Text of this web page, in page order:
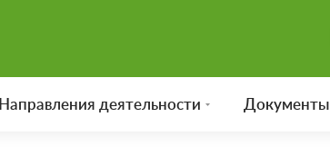
Направления деятельности Документы